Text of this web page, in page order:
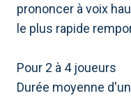
prononcer à voix
le plus rapide
Pour 2 à 4 joueurs
Durée moyenne